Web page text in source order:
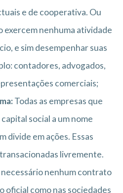
e de cooperativa. Ou
exercem nenhuma atividade
e sim desempenhar suas
contadores, advogados,
comerciais;
Todas as empresas que
social a um nome
divide em ações. Essas
livremente.
necessário nenhum contrato
oficial como nas sociedades